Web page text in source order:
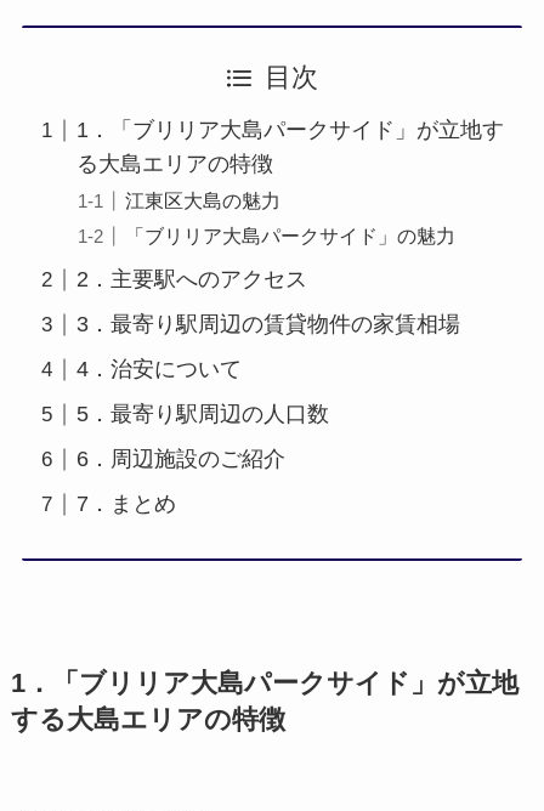
目次
1．「ブリリア大島パークサイド」が立地す
る大島エリアの特徴
江東区大島の魅力
「ブリリア大島パークサイド」の魅力
2．主要駅へのアクセス
3．最寄り駅周辺の賃貸物件の家賃相場
4．治安について
5．最寄り駅周辺の人口数
6．周辺施設のご紹介
7．まとめ
1．「ブリリア大島パークサイド」が立地
する大島エリアの特徴